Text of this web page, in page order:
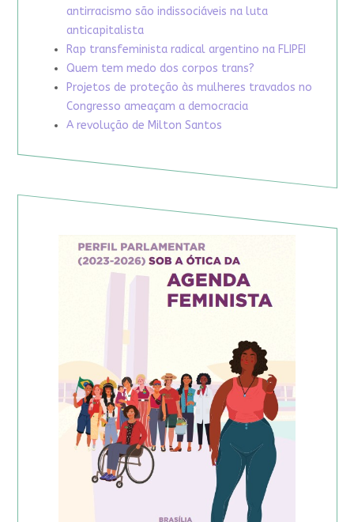
antirracismo são indissociáveis na luta
anticapitalista
Rap transfeminista radical argentino na FLIPEI
Quem tem medo dos corpos trans?
Projetos de proteção às mulheres travados no
Congresso ameaçam a democracia
A revolução de Milton Santos